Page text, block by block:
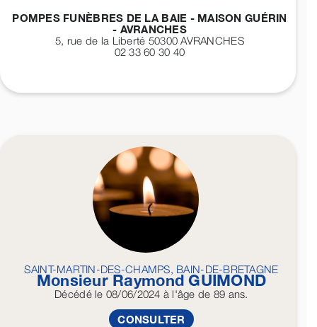
POMPES FUNÈBRES DE LA BAIE - MAISON GUÉRIN
- AVRANCHES
5, rue de la Liberté 50300AVRANCHES
02 33 60 30 40
SAINT-MARTIN-DES-CHAMPS, BAIN-DE-BRETAGNE
Monsieur RaymondGUIMOND
Décédéle 08/06/2024 à l'âge de 89 ans.
CONSULTER